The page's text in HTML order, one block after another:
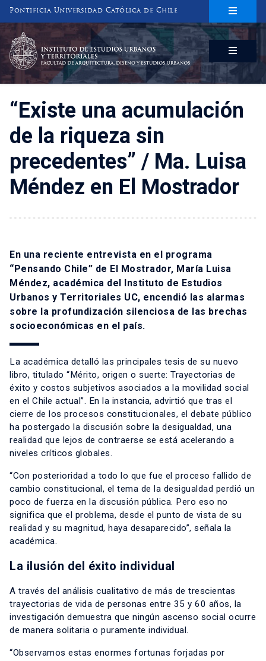
Pontificia Universidad Católica de Chile
INSTITUTO DE ESTUDIOS URBANOS
Y TERRITORIALES
FACULTAD DE ARQUITECTURA, DISEÑO Y ESTUDIOS URBANOS
“Existe una acumulación
de la riqueza sin
precedentes” / Ma. Luisa
Méndez en El Mostrador
En una reciente entrevista en el programa
“Pensando Chile” de El Mostrador, María Luisa
Méndez, académica del Instituto de Estudios
Urbanos y Territoriales UC, encendió las alarmas
sobre la profundización silenciosa de las brechas
socioeconómicas en el país.
La académica detalló las principales tesis de su nuevo
libro, titulado “Mérito, origen o suerte: Trayectorias de
éxito y costos subjetivos asociados a la movilidad social
en el Chile actual”. En la instancia, advirtió que tras el
cierre de los procesos constitucionales, el debate público
ha postergado la discusión sobre la desigualdad, una
realidad que lejos de contraerse se está acelerando a
niveles críticos globales.
“Con posterioridad a todo lo que fue el proceso fallido de
cambio constitucional, el tema de la desigualdad perdió un
poco de fuerza en la discusión pública. Pero eso no
significa que el problema, desde el punto de vista de su
realidad y su magnitud, haya desaparecido”, señala la
académica.
La ilusión del éxito individual
A través del análisis cualitativo de más de trescientas
trayectorias de vida de personas entre 35 y 60 años, la
investigación demuestra que ningún ascenso social ocurre
de manera solitaria o puramente individual.
“Observamos estas enormes fortunas forjadas por